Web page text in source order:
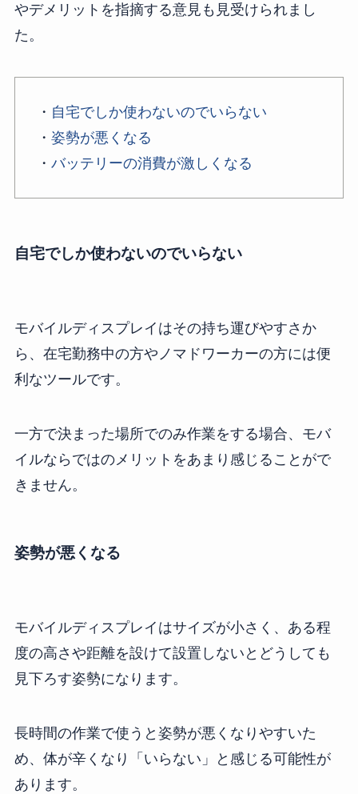
やデメリットを指摘する意見も見受けられまし
た。
・ 自宅でしか使わないのでいらない
・ 姿勢が悪くなる
・ バッテリーの消費が激しくなる
自宅でしか使わないのでいらない
モバイルディスプレイはその持ち運びやすさか
ら、在宅勤務中の方やノマドワーカーの方には便
利なツールです。
一方で決まった場所でのみ作業をする場合、モバ
イルならではのメリットをあまり感じることがで
きません。
姿勢が悪くなる
モバイルディスプレイはサイズが小さく、ある程
度の高さや距離を設けて設置しないとどうしても
見下ろす姿勢になります。
長時間の作業で使うと姿勢が悪くなりやすいた
め、体が辛くなり「いらない」と感じる可能性が
あります。